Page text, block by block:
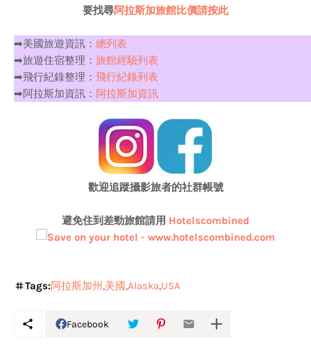
要找尋阿拉斯加旅館比價請按此
➡美國旅遊資訊： 總列表
➡旅遊住宿整理： 旅館經驗列表
➡飛行紀錄整理： 飛行紀錄列表
➡阿拉斯加資訊： 阿拉斯加資訊
歡迎追蹤攝影旅者的社群帳號
避免住到差勁旅館請用 Hotelscombined
Tags:阿拉斯加州 美國 Alaska USA
Facebook